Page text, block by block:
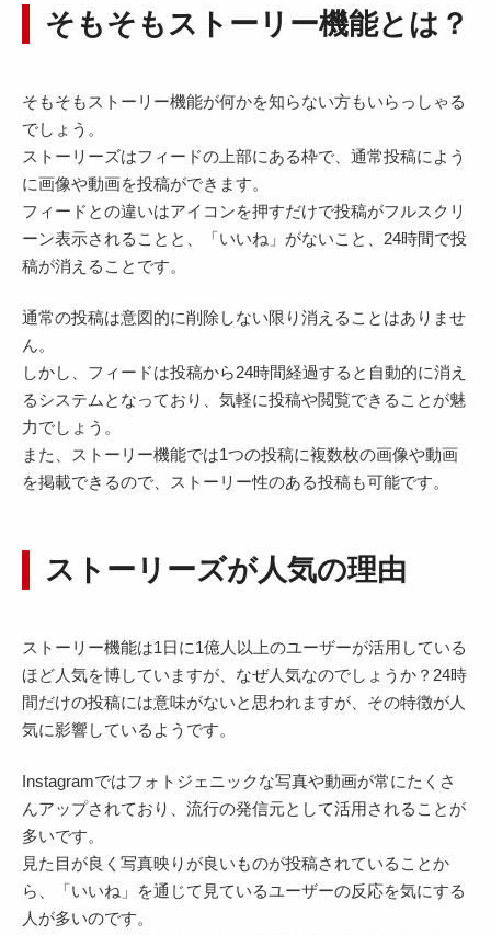
そもそもストーリー機能とは？
そもそもストーリー機能が何かを知らない方もいらっしゃる
でしょう。
ストーリーズはフィードの上部にある枠で、通常投稿によう
に画像や動画を投稿ができます。
フィードとの違いはアイコンを押すだけで投稿がフルスクリ
ーン表示されることと、「いいね」がないこと、24時間で投
稿が消えることです。
通常の投稿は意図的に削除しない限り消えることはありませ
ん。
しかし、フィードは投稿から24時間経過すると自動的に消え
るシステムとなっており、気軽に投稿や閲覧できることが魅
力でしょう。
また、ストーリー機能では1つの投稿に複数枚の画像や動画
を掲載できるので、ストーリー性のある投稿も可能です。
ストーリーズが人気の理由
ストーリー機能は1日に1億人以上のユーザーが活用している
ほど人気を博していますが、なぜ人気なのでしょうか？24時
間だけの投稿には意味がないと思われますが、その特徴が人
気に影響しているようです。
Instagramではフォトジェニックな写真や動画が常にたくさ
んアップされており、流行の発信元として活用されることが
多いです。
見た目が良く写真映りが良いものが投稿されていることか
ら、「いいね」を通じて見ているユーザーの反応を気にする
人が多いのです。